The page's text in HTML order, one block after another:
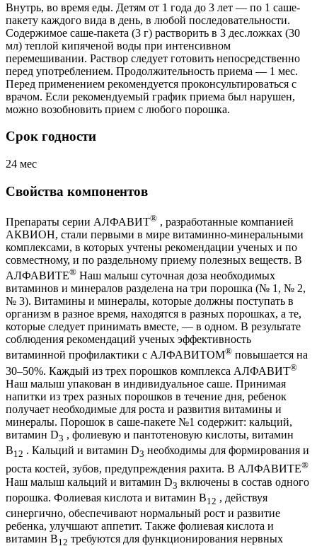
Внутрь, во время еды. Детям от 1 года до 3 лет — по 1 саше-
пакету каждого вида в день, в любой последовательности.
Содержимое саше-пакета (3 г) растворить в 3 дес.ложках (30
мл) теплой кипяченой воды при интенсивном
перемешивании. Раствор следует готовить непосредственно
перед употреблением. Продолжительность приема — 1 мес.
Перед применением рекомендуется проконсультироваться с
врачом. Если рекомендуемый график приема был нарушен,
можно возобновить прием с любого порошка.
Срок годности
24 мес
Свойства компонентов
Препараты серии АЛФАВИТ® , разработанные компанией
АКВИОН, стали первыми в мире витаминно-минеральными
комплексами, в которых учтены рекомендации ученых и по
совместному, и по раздельному приему полезных веществ. В
АЛФАВИТЕ® Наш малыш суточная доза необходимых
витаминов и минералов разделена на три порошка (№ 1, № 2,
№ 3). Витамины и минералы, которые должны поступать в
организм в разное время, находятся в разных порошках, а те,
которые следует принимать вместе, — в одном. В результате
соблюдения рекомендаций ученых эффективность
витаминной профилактики с АЛФАВИТОМ® повышается на
30–50%. Каждый из трех порошков комплекса АЛФАВИТ®
Наш малыш упакован в индивидуальное саше. Принимая
напитки из трех разных порошков в течение дня, ребенок
получает необходимые для роста и развития витамины и
минералы. Порошок в саше-пакете №1 содержит: кальций,
витамин D3 , фолиевую и пантотеновую кислоты, витамин
В12 . Кальций и витамин D3 необходимы для формирования и
роста костей, зубов, предупреждения рахита. В АЛФАВИТЕ®
Наш малыш кальций и витамин D3 включены в состав одного
порошка. Фолиевая кислота и витамин В12 , действуя
синергично, обеспечивают нормальный рост и развитие
ребенка, улучшают аппетит. Также фолиевая кислота и
витамин В12 требуются для функционирования нервных